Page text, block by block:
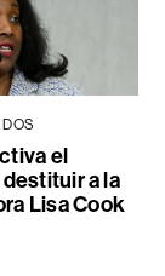
el
a la
Lisa Cook